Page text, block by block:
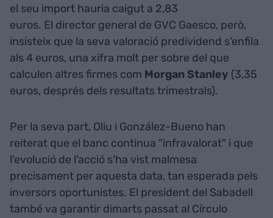
el seu import hauria caigut a 2,83
euros. El director general de GVC Gaesco, però,
insisteix que la seva valoració predividend s'enfila
als 4 euros, una xifra molt per sobre del que
calculen altres firmes com Morgan Stanley (3,35
euros, després dels resultats trimestrals).
Per la seva part, Oliu i González-Bueno han
reiterat que el banc continua "infravalorat" i que
l'evolució de l'acció s'ha vist malmesa
precisament per aquesta data, tan esperada pels
inversors oportunistes. El president del Sabadell
també va garantir dimarts passat al Círculo